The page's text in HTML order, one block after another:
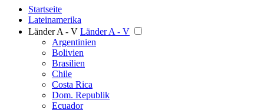
Startseite
Lateinamerika
Länder A - V Länder A - V
Argentinien
Bolivien
Brasilien
Chile
Costa Rica
Dom. Republik
Ecuador